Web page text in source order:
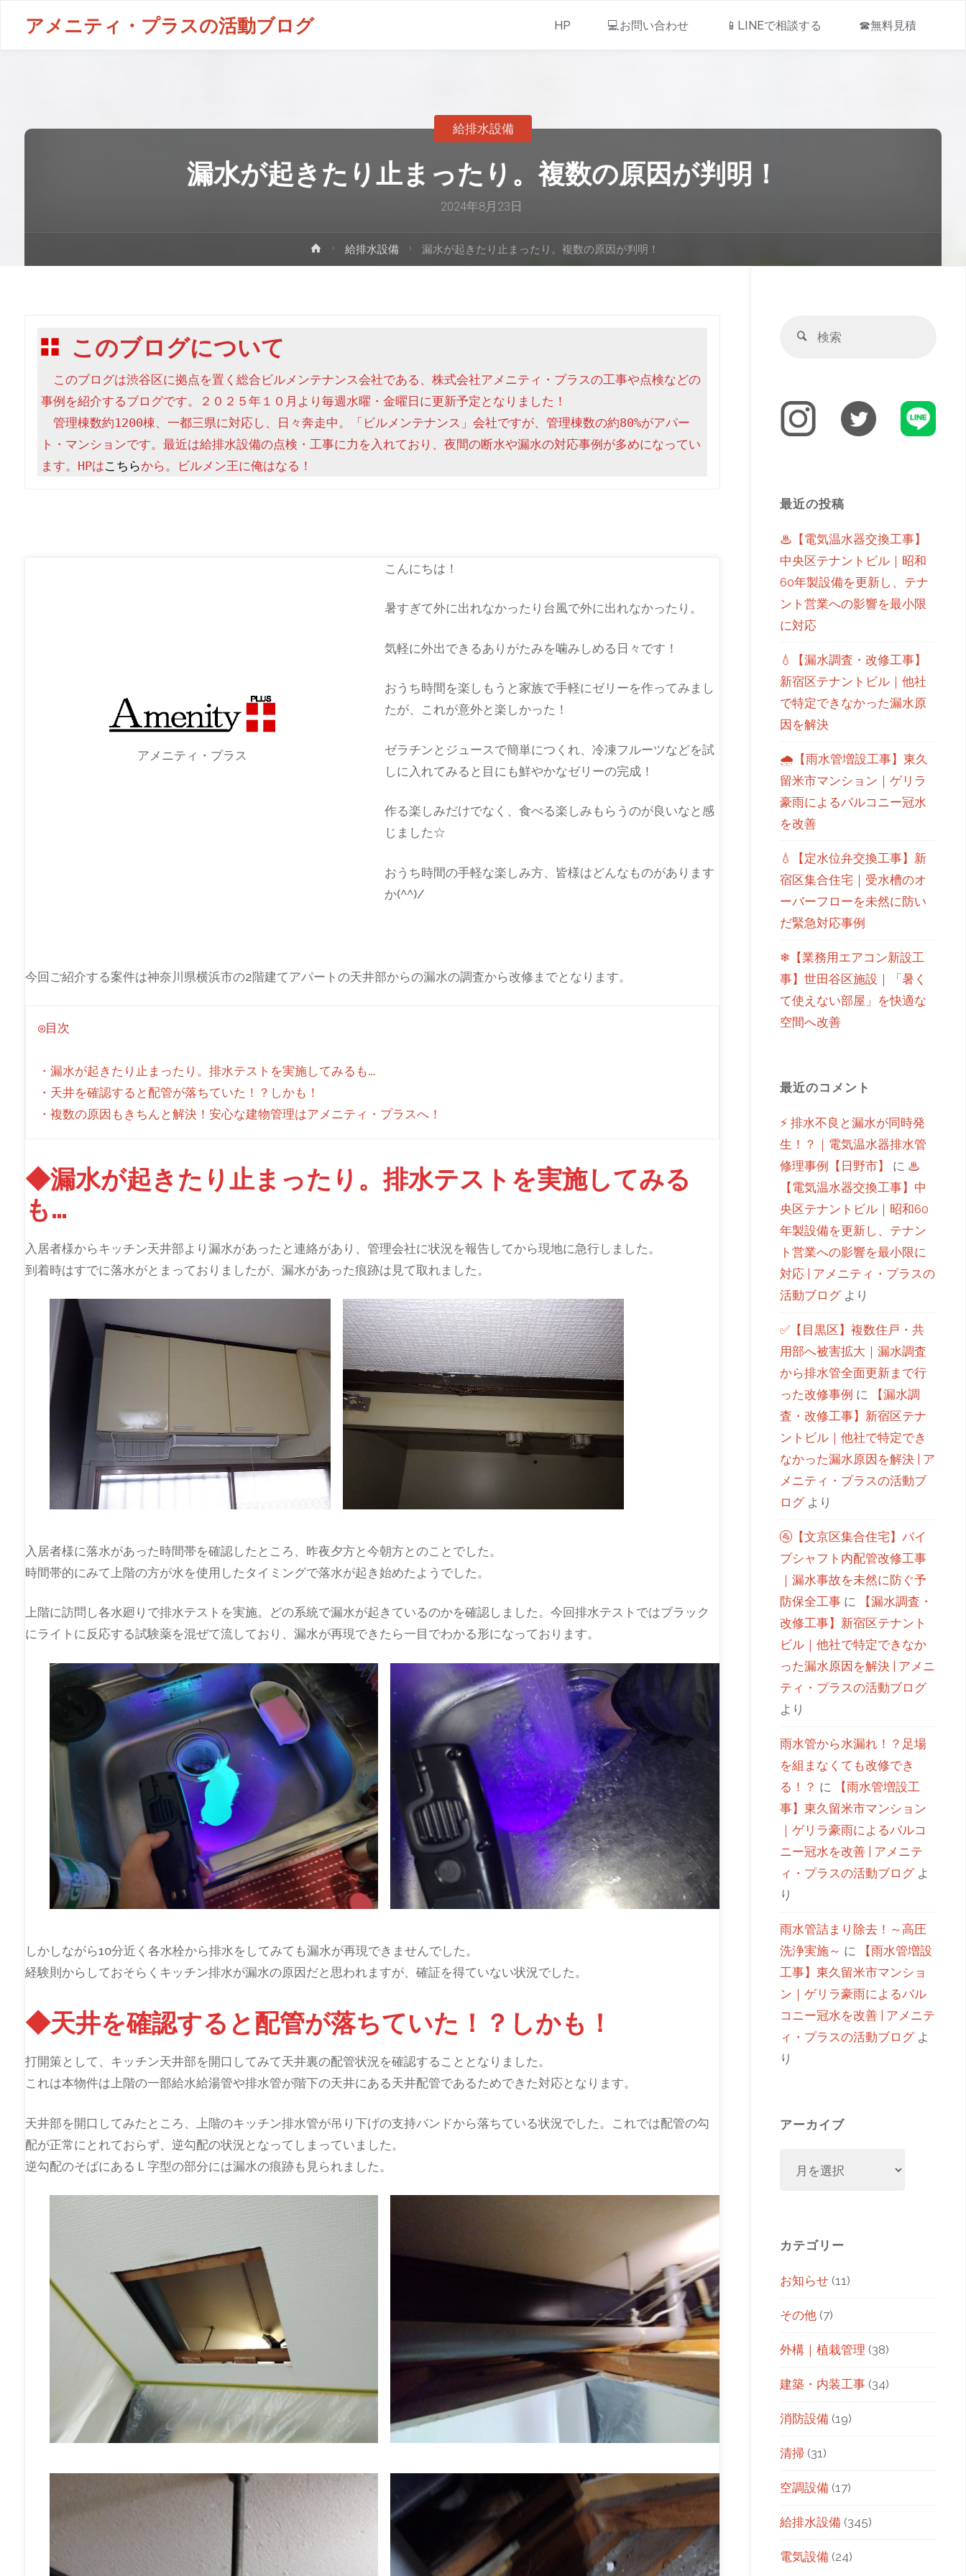
アメニティ・プラスの活動ブログ HP 💻お問い合わせ 📱LINEで相談する ☎無料見積
漏水が起きたり止まったり。複数の原因が判明！
2024年8月23日
給排水設備
給排水設備 漏水が起きたり止まったり。複数の原因が判明！
このブログについて
このブログは渋谷区に拠点を置く総合ビルメンテナンス会社である、株式会社アメニティ・プラスの工事や点検などの
事例を紹介するブログです。２０２５年１０月より毎週水曜・金曜日に更新予定となりました！
管理棟数約1200棟、一都三県に対応し、日々奔走中。「ビルメンテナンス」会社ですが、管理棟数の約80%がアパー
ト・マンションです。最近は給排水設備の点検・工事に力を入れており、夜間の断水や漏水の対応事例が多めになってい
ます。HPはこちらから。ビルメン王に俺はなる！
アメニティ・プラス
こんにちは！
暑すぎて外に出れなかったり台風で外に出れなかったり。
気軽に外出できるありがたみを噛みしめる日々です！
おうち時間を楽しもうと家族で手軽にゼリーを作ってみまし
たが、これが意外と楽しかった！
ゼラチンとジュースで簡単につくれ、冷凍フルーツなどを試
しに入れてみると目にも鮮やかなゼリーの完成！
作る楽しみだけでなく、食べる楽しみもらうのが良いなと感
じました☆
おうち時間の手軽な楽しみ方、皆様はどんなものがあります
か(^^)/
今回ご紹介する案件は神奈川県横浜市の2階建てアパートの天井部からの漏水の調査から改修までとなります。
◎目次
・漏水が起きたり止まったり。排水テストを実施してみるも…
・天井を確認すると配管が落ちていた！？しかも！
・複数の原因もきちんと解決！安心な建物管理はアメニティ・プラスへ！
◆漏水が起きたり止まったり。排水テストを実施してみる
も…
入居者様からキッチン天井部より漏水があったと連絡があり、管理会社に状況を報告してから現地に急行しました。
到着時はすでに落水がとまっておりましたが、漏水があった痕跡は見て取れました。
入居者様に落水があった時間帯を確認したところ、昨夜夕方と今朝方とのことでした。
時間帯的にみて上階の方が水を使用したタイミングで落水が起き始めたようでした。
上階に訪問し各水廻りで排水テストを実施。どの系統で漏水が起きているのかを確認しました。今回排水テストではブラック
にライトに反応する試験薬を混ぜて流しており、漏水が再現できたら一目でわかる形になっております。
しかしながら10分近く各水栓から排水をしてみても漏水が再現できませんでした。
経験則からしておそらくキッチン排水が漏水の原因だと思われますが、確証を得ていない状況でした。
◆天井を確認すると配管が落ちていた！？しかも！
打開策として、キッチン天井部を開口してみて天井裏の配管状況を確認することとなりました。
これは本物件は上階の一部給水給湯管や排水管が階下の天井にある天井配管であるためできた対応となります。
天井部を開口してみたところ、上階のキッチン排水管が吊り下げの支持バンドから落ちている状況でした。これでは配管の勾
配が正常にとれておらず、逆勾配の状況となってしまっていました。
逆勾配のそばにあるＬ字型の部分には漏水の痕跡も見られました。
最近の投稿
♨【電気温水器交換工事】
中央区テナントビル｜昭和
60年製設備を更新し、テナ
ント営業への影響を最小限
に対応
💧【漏水調査・改修工事】
新宿区テナントビル｜他社
で特定できなかった漏水原
因を解決
🌧【雨水管増設工事】東久
留米市マンション｜ゲリラ
豪雨によるバルコニー冠水
を改善
💧【定水位弁交換工事】新
宿区集合住宅｜受水槽のオ
ーバーフローを未然に防い
だ緊急対応事例
❄【業務用エアコン新設工
事】世田谷区施設｜「暑く
て使えない部屋」を快適な
空間へ改善
最近のコメント
⚡ 排水不良と漏水が同時発
生！？｜電気温水器排水管
修理事例【日野市】
に ♨
【電気温水器交換工事】中
央区テナントビル｜昭和60
年製設備を更新し、テナン
ト営業への影響を最小限に
対応 | アメニティ・プラスの
活動ブログより
✅【目黒区】複数住戸・共
用部へ被害拡大｜漏水調査
から排水管全面更新まで行
った改修事例 に
【漏水調
査・改修工事】新宿区テナ
ントビル｜他社で特定でき
なかった漏水原因を解決 | ア
メニティ・プラスの活動ブ
ログより
🚰【文京区集合住宅】パイ
プシャフト内配管改修工事
｜漏水事故を未然に防ぐ予
防保全工事 に
【漏水調査・
改修工事】新宿区テナント
ビル｜他社で特定できなか
った漏水原因を解決 | アメニ
ティ・プラスの活動ブログ
より
雨水管から水漏れ！？足場
を組まなくても改修でき
る！？ に
【雨水管増設工
事】東久留米市マンション
｜ゲリラ豪雨によるバルコ
ニー冠水を改善 | アメニテ
ィ・プラスの活動ブログよ
り
雨水管詰まり除去！～高圧
洗浄実施～ に
【雨水管増設
工事】東久留米市マンショ
ン｜ゲリラ豪雨によるバル
コニー冠水を改善 | アメニテ
ィ・プラスの活動ブログよ
り
アーカイブ
カテゴリー
お知らせ (11)
その他 (7)
外構｜植栽管理 (38)
建築・内装工事 (34)
消防設備 (19)
清掃 (31)
空調設備 (17)
給排水設備 (345)
電気設備 (24)